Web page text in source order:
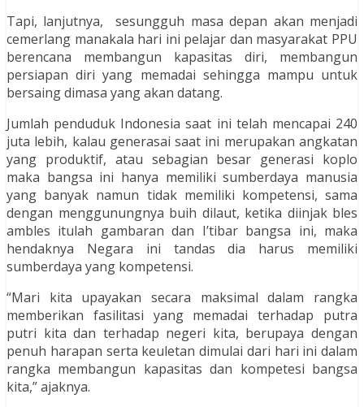
Tapi, lanjutnya, sesungguh masa depan akan menjadi
cemerlang manakala hari ini pelajar dan masyarakat PPU
berencana membangun kapasitas diri, membangun
persiapan diri yang memadai sehingga mampu untuk
bersaing dimasa yang akan datang.
Jumlah penduduk Indonesia saat ini telah mencapai 240
juta lebih, kalau generasai saat ini merupakan angkatan
yang produktif, atau sebagian besar generasi koplo
maka bangsa ini hanya memiliki sumberdaya manusia
yang banyak namun tidak memiliki kompetensi, sama
dengan menggunungnya buih dilaut, ketika diinjak bles
ambles itulah gambaran dan I’tibar bangsa ini, maka
hendaknya Negara ini tandas dia harus memiliki
sumberdaya yang kompetensi.
“Mari kita upayakan secara maksimal dalam rangka
memberikan fasilitasi yang memadai terhadap putra
putri kita dan terhadap negeri kita, berupaya dengan
penuh harapan serta keuletan dimulai dari hari ini dalam
rangka membangun kapasitas dan kompetesi bangsa
kita,” ajaknya.